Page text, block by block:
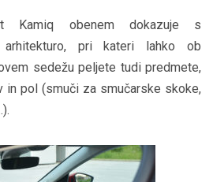
Kamiq obenem dokazuje s
arhitekturo, pri kateri lahko ob
sedežu peljete tudi predmete,
in pol (smuči za smučarske skoke,